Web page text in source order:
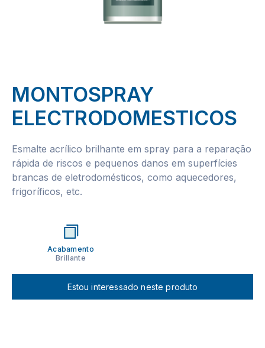
MONTOSPRAY
ELECTRODOMESTICOS
Esmalte acrílico brilhante em spray para a reparação
rápida de riscos e pequenos danos em superfícies
brancas de eletrodomésticos, como aquecedores,
frigoríficos, etc.
Acabamento
Brillante
Estou interessado neste produto